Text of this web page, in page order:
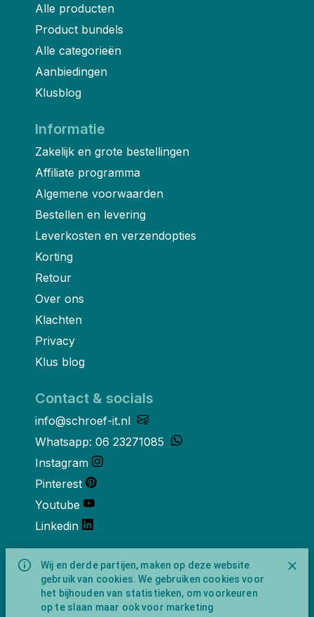
Wij en derde partijen, maken op deze website
gebruik van cookies. We gebruiken cookies voor
het bijhouden van statistieken, om voorkeuren
op te slaan maar ook voor marketing
Alle producten
Product bundels
Alle categorieën
Aanbiedingen
Klusblog
Informatie
Zakelijk en grote bestellingen
Affiliate programma
Algemene voorwaarden
Bestellen en levering
Leverkosten en verzendopties
Korting
Retour
Over ons
Klachten
Privacy
Klus blog
Contact & socials
info@schroef-it.nl
Whatsapp: 06 23271085
Instagram
Pinterest
Youtube
Linkedin
Over ons
Schroef-it is een handelsnaam van
NewFeather B.V. geregisteerd onder KVK